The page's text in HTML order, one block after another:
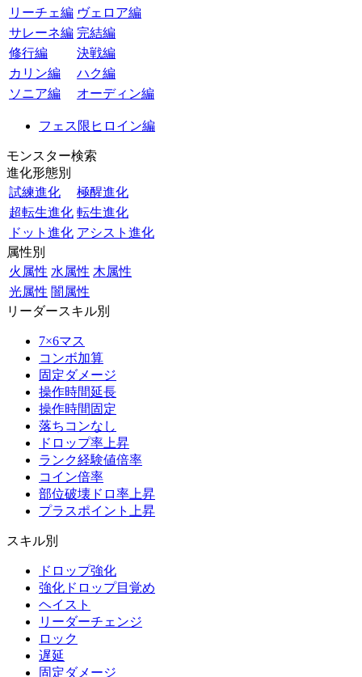
リーチェ編 ヴェロア編
サレーネ編 完結編
修行編
決戦編
カリン編
ハク編
ソニア編
オーディン編
フェス限ヒロイン編
モンスター検索
進化形態別
試練進化
極醒進化
超転生進化 転生進化
ドット進化 アシスト進化
属性別
火属性 水属性 木属性
光属性 闇属性
リーダースキル別
7×6マス
コンボ加算
固定ダメージ
操作時間延長
操作時間固定
落ちコンなし
ドロップ率上昇
ランク経験値倍率
コイン倍率
部位破壊ドロ率上昇
プラスポイント上昇
スキル別
ドロップ強化
強化ドロップ目覚め
ヘイスト
リーダーチェンジ
ロック
遅延
固定ダメージ